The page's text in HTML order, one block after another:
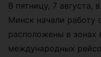
В пятницу, 7 августа,
Минск начали работу
расположены в зонах
международных